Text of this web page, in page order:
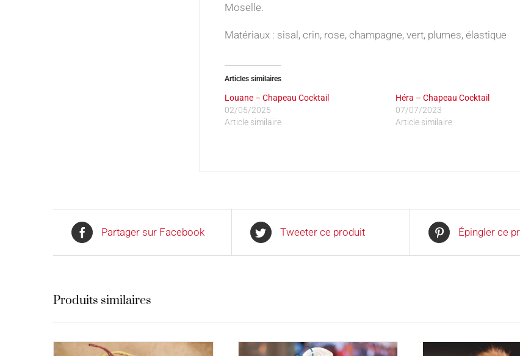
Moselle.
Matériaux : sisal, crin, rose, champagne, vert, plumes, élastique
Articles similaires
Louane – Chapeau Cocktail
02/05/2025
Article similaire
Héra – Chapeau Cocktail
07/07/2023
Article similaire
Partager sur Facebook Tweeter ce produit Épingler ce
Produits similaires